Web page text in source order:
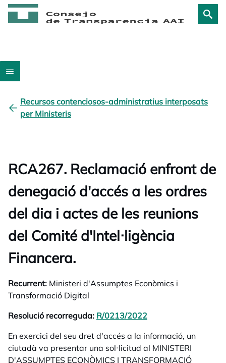
Recursos contenciosos-administratius interposats
per Ministeris
RCA267. Reclamació enfront de
denegació d'accés a les ordres
del dia i actes de les reunions
del Comité d'Intel·ligència
Financera.
Recurrent: Ministeri d'Assumptes Econòmics i
Transformació Digital
Resolució recorreguda: R/0213/2022
En exercici del seu dret d'accés a la informació, un
ciutadà va presentar una sol·licitud al MINISTERI
D'ASSUMPTES ECONÒMICS I TRANSFORMACIÓ